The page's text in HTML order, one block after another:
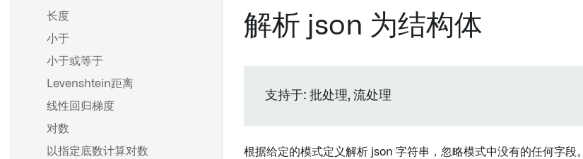
长度
小于
小于或等于
Levenshtein距离
线性回归梯度
对数
以指定底数计算对数
解析 json 为结构体
支持于: 批处理, 流处理
根据给定的模式定义解析 json 字符串，忽略模式中没有的任何字段。